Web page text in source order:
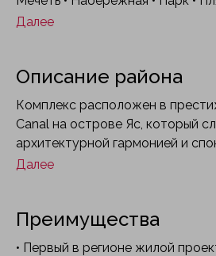
Прогулочная зона • Ресторан •
• Фитнес-центр • Футбольное
Далее
Описание района
Комплекс расположен в
Canal на острове Яс, который
архитектурной гармонией и
у воды. Это место предлагает
уровня. Жители находятся в
Далее
Преимущества
• Первый в регионе жилой